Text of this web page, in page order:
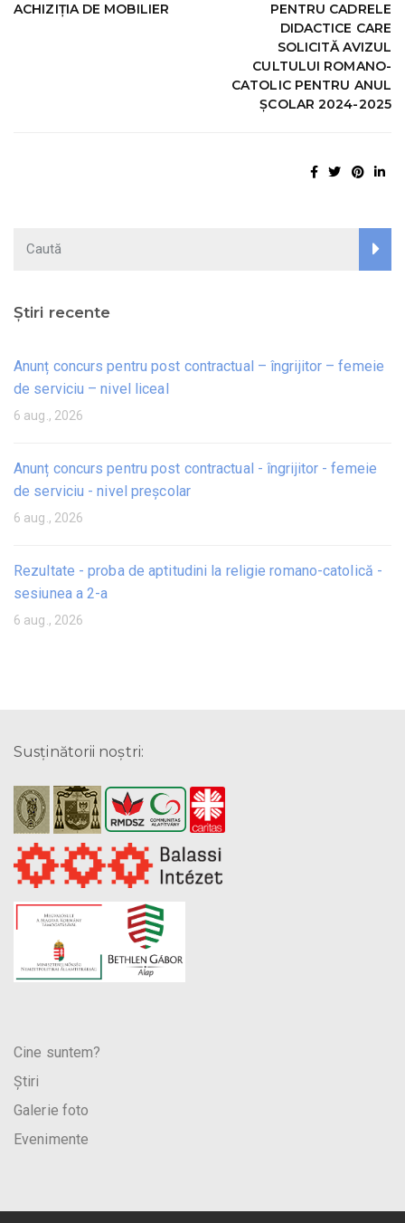
ACHIZIȚIA DE MOBILIER
PENTRU CADRELE
DIDACTICE CARE
SOLICITĂ AVIZUL
CULTULUI ROMANO-
CATOLIC PENTRU ANUL
ŞCOLAR 2024-2025
Știri recente
Anunț concurs pentru post contractual – îngrijitor – femeie
de serviciu – nivel liceal
6 aug., 2026
Anunț concurs pentru post contractual - îngrijitor - femeie
de serviciu - nivel preșcolar
6 aug., 2026
Rezultate - proba de aptitudini la religie romano-catolică -
sesiunea a 2-a
6 aug., 2026
Susţinătorii noştri:
Cine suntem?
Știri
Galerie foto
Evenimente